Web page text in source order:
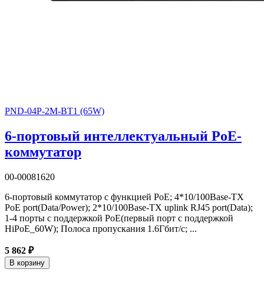
PND-04P-2M-BT1 (65W)
6-портовый интеллектуальный PoE-
коммутатор
00-00081620
6-портовый коммутатор с функцией PoE; 4*10/100Base-TX
PoE port(Data/Power); 2*10/100Base-TX uplink RJ45 port(Data);
1-4 порты с поддержкой PoE(первый порт с поддержкой
HiPoE_60W); Полоса пропускания 1.6Гбит/с; ...
5 862 ₽
В корзину